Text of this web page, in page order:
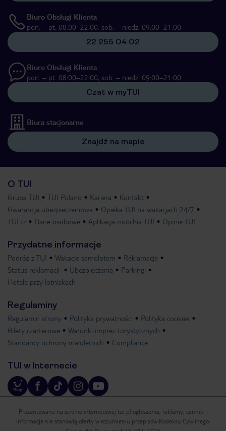
Biuro Obsługi Klienta
pon. – pt. 08:00–22:00, sob. – niedz. 09:00–21:00
22 255 04 02
Biuro Obsługi Klienta
pon. – pt. 08:00–22:00, sob. – niedz. 09:00–21:00
Czat w myTUI
Biura stacjonarne
Znajdź na mapie
O TUI
Grupa TUI TUI Poland Kariera
Kontakt
Gwarancja ubezpieczeniowa
Opieka TUI na wakacjach 24/7
TUI.cz
Dane osobowe Aplikacja mobilna TUI Opinie TUI
Przydatne informacje
Podróż z TUI Wakacje samolotem
Reklamacje
Status reklamacji
Ubezpieczenia
Parkingi
Hotele przy lotniskach
Regulaminy
Regulamin strony Polityka prywatności
Polityka cookies
Bilety czarterowe
Warunki imprez turystycznych
Standardy ochrony małoletnich
Compliance
TUI w Internecie
Prezentowane na stronie internetowej tui.pl ogłoszenia, reklamy, cenniki i
informacje nie stanowią oferty w rozumieniu przepisów Kodeksu Cywilnego.